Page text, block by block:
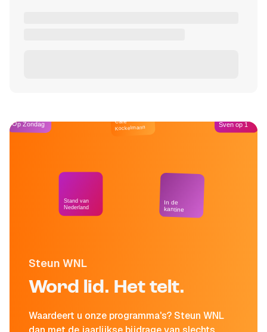
Steun WNL
Word lid. Het telt.
Waardeert u onze programma's? Steun WNL
Op Zondag
Stand van
Nederland
Café
Kockelmann
In de
kantine
Sven op 1